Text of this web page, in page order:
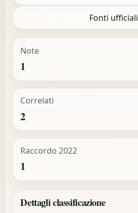
Fonti ufficiali
Note
1
Correlati
2
Raccordo 2022
1
Dettagli classificazione